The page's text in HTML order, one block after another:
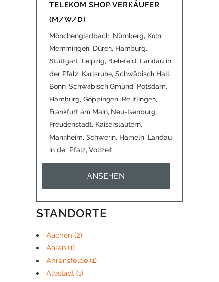
TELEKOM SHOP VERKÄUFER
(M/W/D)
Mönchengladbach, Nürnberg, Köln,
Memmingen, Düren, Hamburg,
Stuttgart, Leipzig, Bielefeld, Landau in
der Pfalz, Karlsruhe, Schwäbisch Hall,
Bonn, Schwäbisch Gmünd, Potsdam,
Hamburg, Göppingen, Reutlingen,
Frankfurt am Main, Neu-Isenburg,
Freudenstadt, Kaiserslautern,
Mannheim, Schwerin, Hameln, Landau
in der Pfalz, Vollzeit
ANSEHEN
STANDORTE
Aachen (2)
Aalen (1)
Ahrensfelde (1)
Albstadt (1)